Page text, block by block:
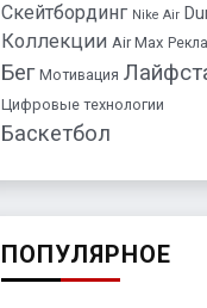
Скейтбординг Nike Air
Коллекции Air Max
Бег Мотивация
Цифровые технологии
Баскетбол
ПОПУЛЯРНОЕ